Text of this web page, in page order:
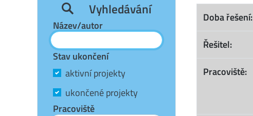
Doba řešení:
Řešitel:
Pracoviště:
Vyhledávání
Název/autor
Stav ukončení
aktivní projekty
ukončené projekty
Pracoviště